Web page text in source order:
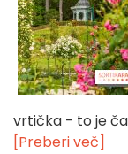
vrtička - to je
[Preberi več]